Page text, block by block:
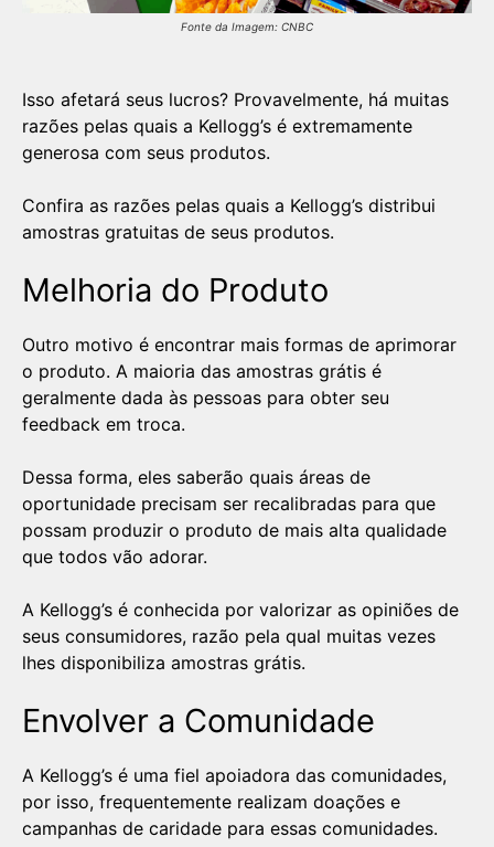
Fonte da Imagem: CNBC
Isso afetará seus lucros? Provavelmente, há muitas
razões pelas quais a Kellogg’s é extremamente
generosa com seus produtos.
Confira as razões pelas quais a Kellogg’s distribui
amostras gratuitas de seus produtos.
Melhoria do Produto
Outro motivo é encontrar mais formas de aprimorar
o produto. A maioria das amostras grátis é
geralmente dada às pessoas para obter seu
feedback em troca.
Dessa forma, eles saberão quais áreas de
oportunidade precisam ser recalibradas para que
possam produzir o produto de mais alta qualidade
que todos vão adorar.
A Kellogg’s é conhecida por valorizar as opiniões de
seus consumidores, razão pela qual muitas vezes
lhes disponibiliza amostras grátis.
Envolver a Comunidade
A Kellogg’s é uma fiel apoiadora das comunidades,
por isso, frequentemente realizam doações e
campanhas de caridade para essas comunidades.